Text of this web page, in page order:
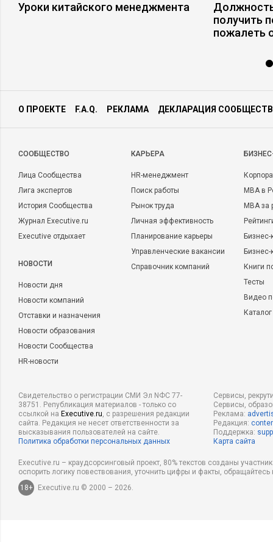
Уроки китайского менеджмента
получить
пожалеть
О ПРОЕКТЕ F.A.Q. РЕКЛАМА ДЕКЛАРАЦИЯ
CООБЩЕСТВО
Лица Сообщества
Лига экспертов
История Сообщества
Журнал Executive.ru
Executive отдыхает
НОВОСТИ
Новости дня
Новости компаний
Отставки и назначения
Новости образования
Новости Сообщества
HR-новости
КАРЬЕРА
HR-менеджмент
Поиск работы
Рынок труда
Личная эффективность
Планирование карьеры
Управленческие вакансии
Справочник компаний
MBA в
MBA
Бизнес-
Книги
Тесты
Видео
Свидетельство о регистрации СМИ Эл NФС 77-
38751. Републикация материалов - только со
ссылкой на Executive.ru, с разрешения редакции
сайта. Редакция не несет ответственности за
высказывания пользователей на сайте.
Политика обработки персональных данных
Сервисы,
Сервисы,
Реклама:
Редакция:
Поддержка:
Карта сайта
Executive.ru – краудсорсинговый проект, 80% текстов созданы
оспорить логику повествования, уточнить цифры и факты,
18+
Executive.ru © 2000 – 2026.